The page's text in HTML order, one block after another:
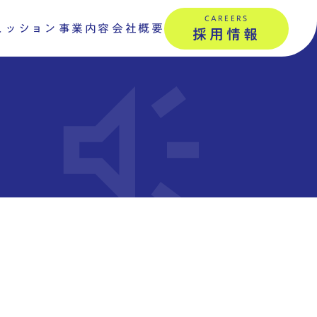
ッション 事業内容会社概要 CAREERS
採用情報